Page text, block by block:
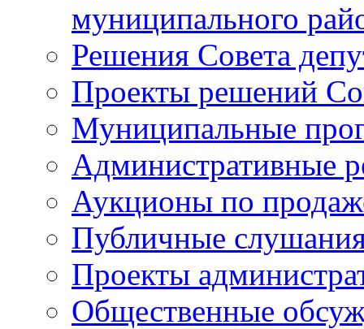
муниципального
Решения Совета
Проекты решений
Муниципальные
Административные
Аукционы по
Публичные
Проекты
Общественные